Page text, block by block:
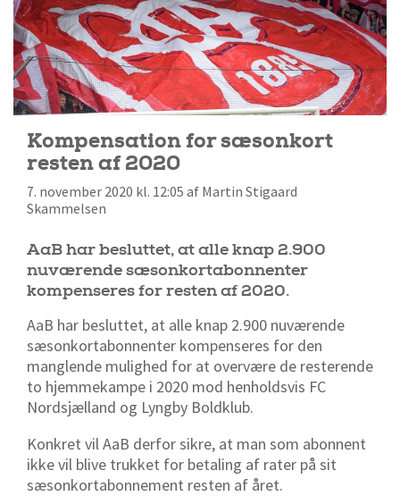
Kompensation for sæsonkort
resten af 2020
7. november 2020 kl. 12:05 af Martin Stigaard
Skammelsen
AaB har besluttet, at alle knap 2.900
nuværende sæsonkortabonnenter
kompenseres for resten af 2020.
AaB har besluttet, at alle knap 2.900 nuværende
sæsonkortabonnenter kompenseres for den
manglende mulighed for at overvære de resterende
to hjemmekampe i 2020 mod henholdsvis FC
Nordsjælland og Lyngby Boldklub.
Konkret vil AaB derfor sikre, at man som abonnent
ikke vil blive trukket for betaling af rater på sit
sæsonkortabonnement resten af året.